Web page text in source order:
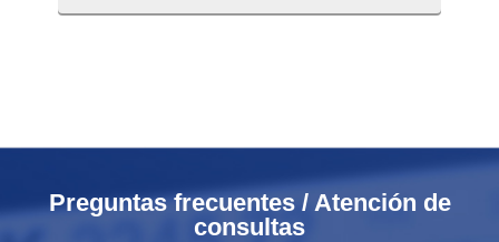
Preguntas frecuentes / Atención de
consultas